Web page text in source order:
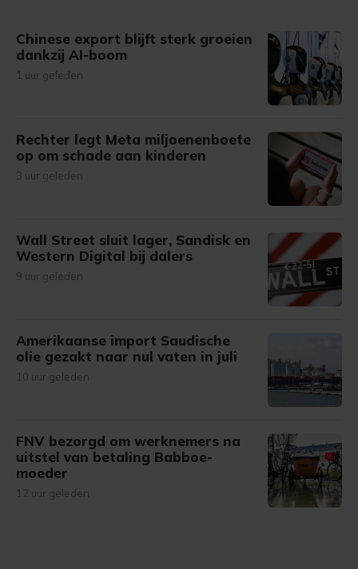
Chinese export blijft sterk groeien
dankzij AI-boom
1 uur geleden
Rechter legt Meta miljoenenboete
op om schade aan kinderen
3 uur geleden
Wall Street sluit lager, Sandisk en
Western Digital bij dalers
9 uur geleden
Amerikaanse import Saudische
olie gezakt naar nul vaten in juli
10 uur geleden
FNV bezorgd om werknemers na
uitstel van betaling Babboe-
moeder
12 uur geleden